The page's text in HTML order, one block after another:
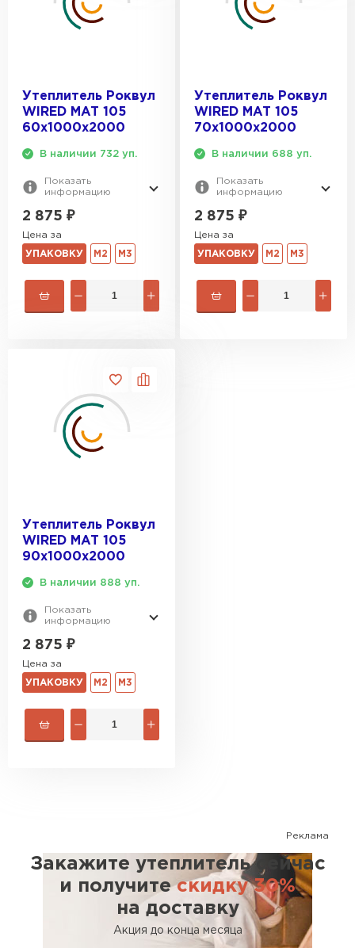
Утеплитель Роквул
WIRED MAT 105
60х1000х2000
В наличии 732 уп.
Показать
информацию
2 875 ₽
Цена за
УПАКОВКУ М2 М3
Утеплитель Роквул
WIRED MAT 105
70х1000х2000
В наличии 688 уп.
Показать
информацию
2 875 ₽
Цена за
УПАКОВКУ М2 М3
Утеплитель Роквул
WIRED MAT 105
90х1000х2000
В наличии 888 уп.
Показать
информацию
2 875 ₽
Цена за
УПАКОВКУ М2 М3
Реклама
Закажите утеплитель сейчас
и получитескидку 30%
на доставку
Акция до конца месяца
Утеплитель Paroc
ПЕРЕЙТИ
Утеплитель Penoplex
Утеплитель Rockwool
Утеплитель Юматекс Термо
Гипсокартон
Утеплитель Неман
Утеплитель Baswool